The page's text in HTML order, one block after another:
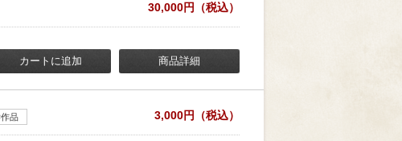
30,000円（税込）
カートに追加 商品詳細
品 3,000円（税込）